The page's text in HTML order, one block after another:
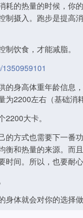
耗的热量的时候，你
摄入。跑步是提高
饮食，才能减脂。
的身高体重年龄信息
2200左右（基础消
大卡。
的方式也需要下一番
衡和热量的来源。而
间。所以，也要耐心
体就会对你的选择